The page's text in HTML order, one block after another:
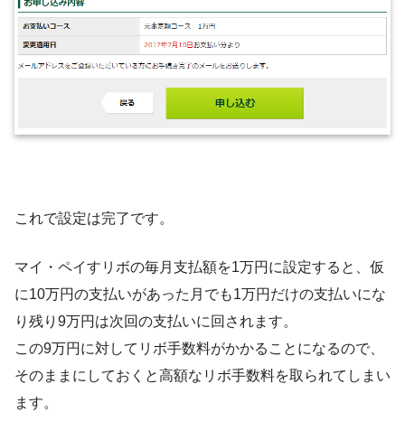
これで設定は完了です。
マイ・ペイすリボの毎月支払額を1万円に設定すると、仮
に10万円の支払いがあった月でも1万円だけの支払いにな
り残り9万円は次回の支払いに回されます。
この9万円に対してリボ手数料がかかることになるので、
そのままにしておくと高額なリボ手数料を取られてしまい
ます。